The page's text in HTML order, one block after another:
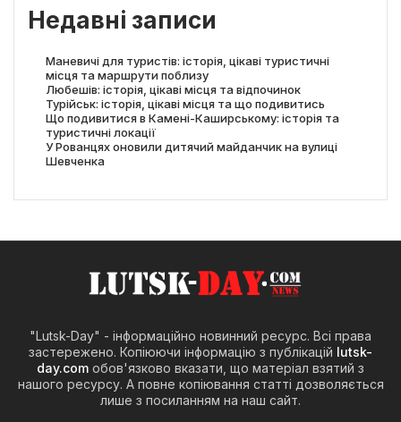
Недавні записи
Маневичі для туристів: історія, цікаві туристичні
місця та маршрути поблизу
Любешів: історія, цікаві місця та відпочинок
Турійськ: історія, цікаві місця та що подивитись
Що подивитися в Камені-Каширському: історія та
туристичні локації
У Рованцях оновили дитячий майданчик на вулиці
Шевченка
"Lutsk-Day" - інформаційно новинний ресурс. Всі права
застережено. Копіюючи інформацію з публікацій lutsk-
day.com обов'язково вказати, що матеріал взятий з
нашого ресурсу. А повне копіювання статті дозволяється
лише з посиланням на наш сайт.